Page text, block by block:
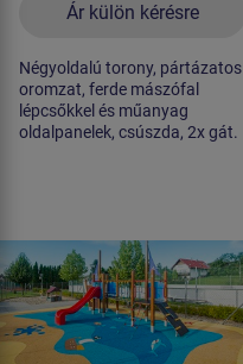
Ár külön kérésre
Négyoldalú torony, pártázatos
oromzat, ferde mászófal
lépcsőkkel és műanyag
oldalpanelek, csúszda, 2x gát.